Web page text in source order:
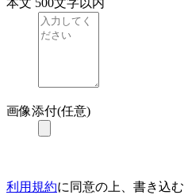
本文 500文字以内
画像添付(任意)
利用規約に同意の上、書き込